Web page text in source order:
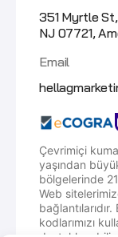
351 Myrtle
NJ 07721,
Email
Çevrimiçi
yaşından
bölgelerinde
Web
kodlarımızı